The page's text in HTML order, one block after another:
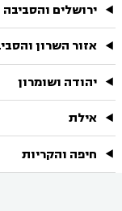
ירושלים והסביבה
אזור השרון
יהודה ושומרון
אילת
חיפה והקריות